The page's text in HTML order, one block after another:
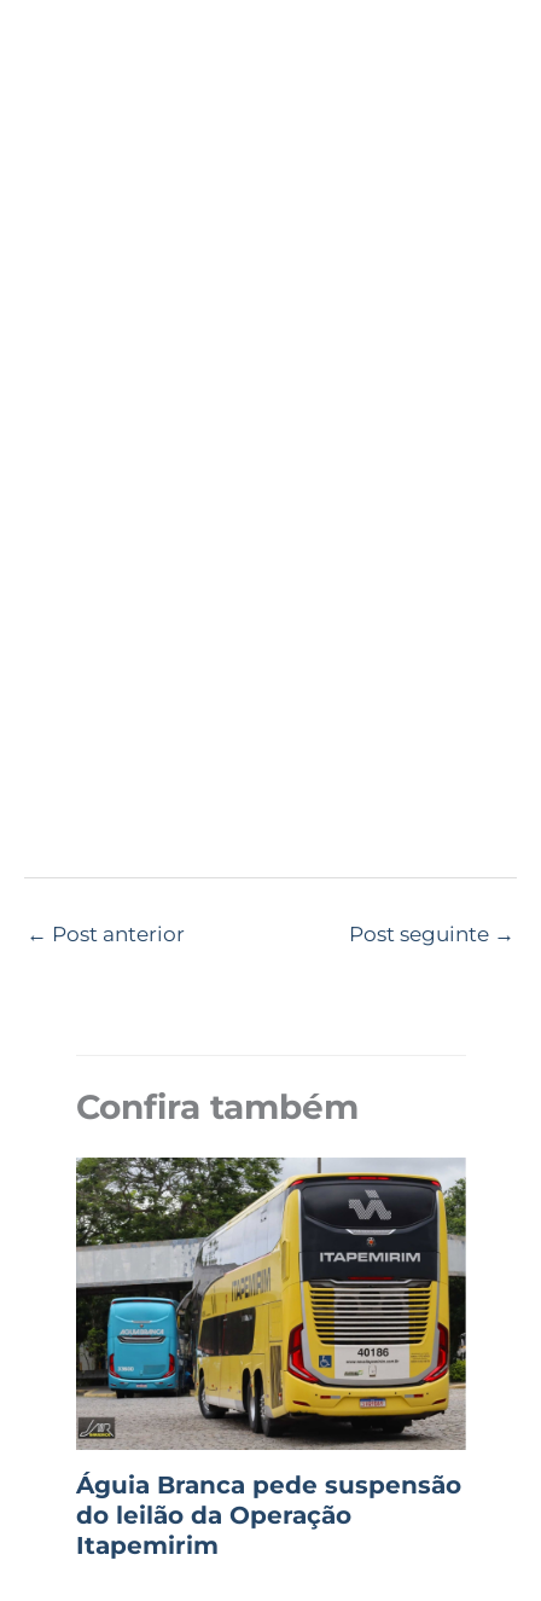
← Post anterior Post seguinte →
Confira também
Águia Branca pede suspensão
do leilão da Operação
Itapemirim